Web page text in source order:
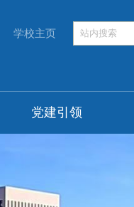
学校主页
党建引领